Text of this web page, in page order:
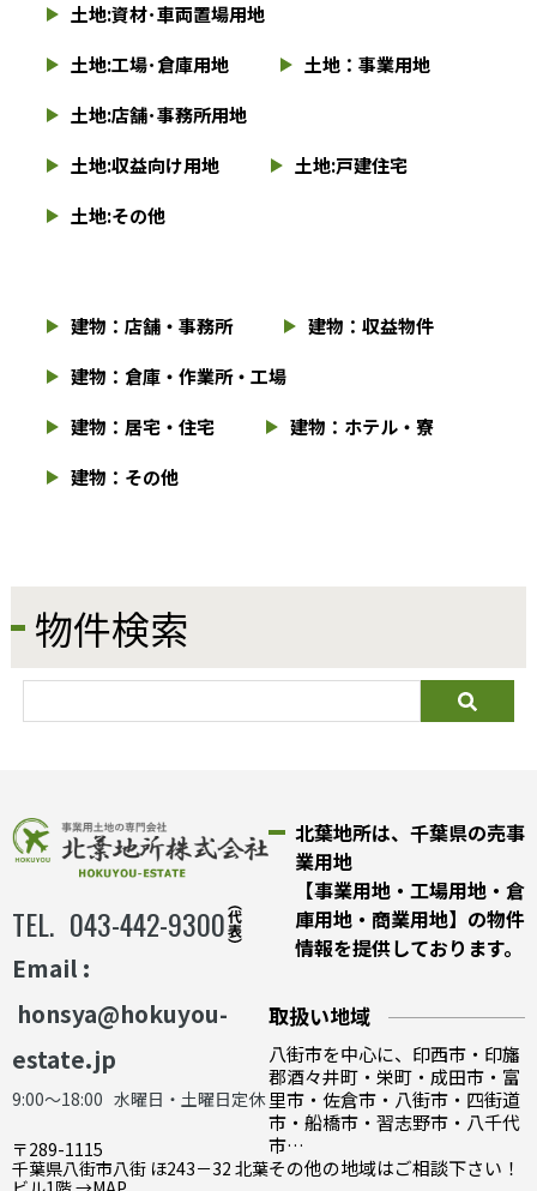
土地:資材･車両置場用地
土地:工場･倉庫用地
土地：事業用地
土地:店舗･事務所用地
土地:収益向け用地
土地:戸建住宅
土地:その他
建物：店舗・事務所
建物：収益物件
建物：倉庫・作業所・工場
建物：居宅・住宅
建物：ホテル・寮
建物：その他
物件検索
043-442-9300
Email :
honsya@hokuyou-
estate.jp
9:00～18:00 水曜日・土曜日定休
〒289-1115
千葉県八街市八街 ほ243－32 北葉
北葉地所は、千葉県の売事
業用地
【事業用地・工場用地・倉
庫用地・商業用地】の物件
情報を提供しております。
取扱い地域
八街市を中心に、印西市・印旛
郡酒々井町・栄町・成田市・富
里市・佐倉市・八街市・四街道
市・船橋市・習志野市・八千代
市…
その他の地域はご相談下さい！